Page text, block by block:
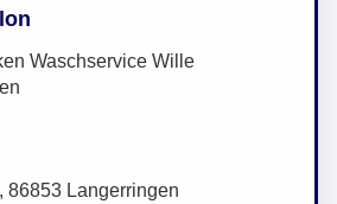
Waschservice Wille
86853 Langerringen